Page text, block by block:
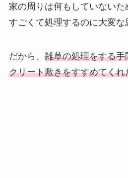
家の周りは何もしていない
すごくて処理するのに大変な
だから、 雑草の処理をする
クリート敷きをすすめてくれ